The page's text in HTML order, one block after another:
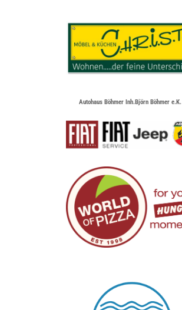
Autohaus Böhmer Inh.Björn Böhmer e.K.